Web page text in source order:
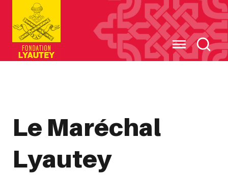
Le Maréchal
Lyautey
Cookies management panel